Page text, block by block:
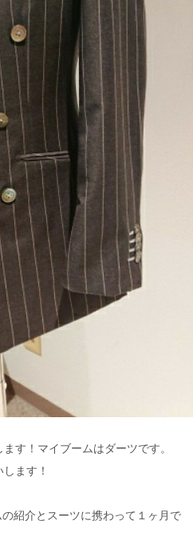
す！マイブームはダーツです。
ます！
紹介とスーツに携わって１ヶ月で